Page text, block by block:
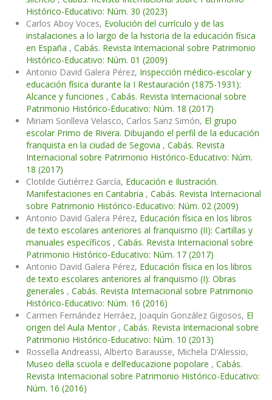
Histórico-Educativo: Núm. 30 (2023)
Carlos Aboy Voces, Evolución del currículo y de las
instalaciones a lo largo de la historia de la educación física
en España , Cabás. Revista Internacional sobre Patrimonio
Histórico-Educativo: Núm. 01 (2009)
Antonio David Galera Pérez, Inspección médico-escolar y
educación física durante la I Restauración (1875-1931):
Alcance y funciones , Cabás. Revista Internacional sobre
Patrimonio Histórico-Educativo: Núm. 18 (2017)
Miriam Sonlleva Velasco, Carlos Sanz Simón, El grupo
escolar Primo de Rivera. Dibujando el perfil de la educación
franquista en la ciudad de Segovia , Cabás. Revista
Internacional sobre Patrimonio Histórico-Educativo: Núm.
18 (2017)
Clotilde Gutiérrez García, Educación e Ilustración.
Manifestaciones en Cantabria , Cabás. Revista Internacional
sobre Patrimonio Histórico-Educativo: Núm. 02 (2009)
Antonio David Galera Pérez, Educación física en los libros
de texto escolares anteriores al franquismo (II): Cartillas y
manuales específicos , Cabás. Revista Internacional sobre
Patrimonio Histórico-Educativo: Núm. 17 (2017)
Antonio David Galera Pérez, Educación física en los libros
de texto escolares anteriores al franquismo (I): Obras
generales , Cabás. Revista Internacional sobre Patrimonio
Histórico-Educativo: Núm. 16 (2016)
Carmen Fernández Herráez, Joaquín González Gigosos, El
origen del Aula Mentor , Cabás. Revista Internacional sobre
Patrimonio Histórico-Educativo: Núm. 10 (2013)
Rossella Andreassi, Alberto Barausse, Michela D’Alessio,
Museo della scuola e dell’educazione popolare , Cabás.
Revista Internacional sobre Patrimonio Histórico-Educativo:
Núm. 16 (2016)